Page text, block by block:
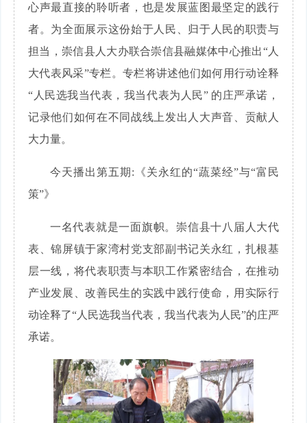
心声最直接的聆听者，也是发展蓝图最坚定的践行
者。为全面展示这份始于人民、归于人民的职责与
担当，崇信县人大办联合崇信县融媒体中心推出“人
大代表风采”专栏。专栏将讲述他们如何用行动诠释
“人民选我当代表，我当代表为人民” 的庄严承诺，
记录他们如何在不同战线上发出人大声音、贡献人
大力量。
今天播出第五期:《关永红的“蔬菜经”与“富民
策”》
一名代表就是一面旗帜。崇信县十八届人大代
表、锦屏镇于家湾村党支部副书记关永红，扎根基
层一线，将代表职责与本职工作紧密结合，在推动
产业发展、改善民生的实践中践行使命，用实际行
动诠释了“人民选我当代表，我当代表为人民”的庄严
承诺。